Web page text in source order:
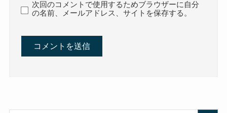
次回のコメントで使用するためブラウザーに自分
の名前、メールアドレス、サイトを保存する。